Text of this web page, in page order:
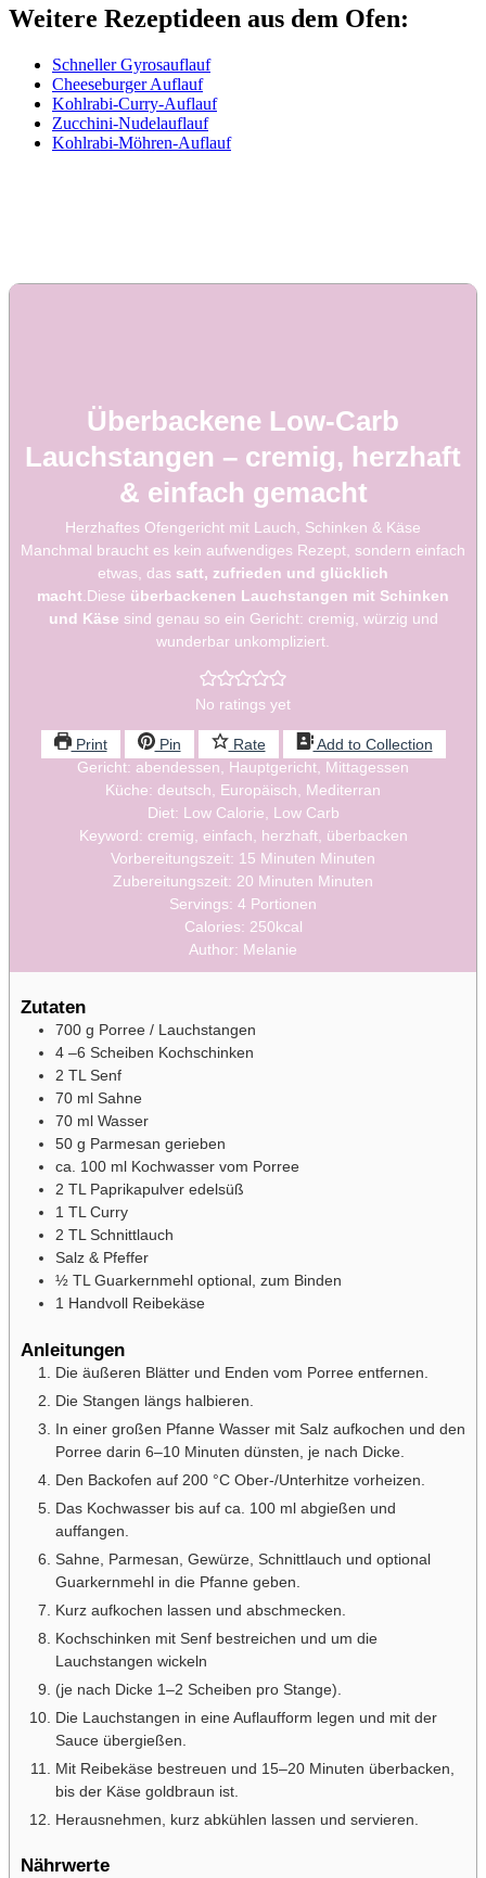
Weitere Rezeptideen aus dem Ofen:
Schneller Gyrosauflauf
Cheeseburger Auflauf
Kohlrabi-Curry-Auflauf
Zucchini-Nudelauflauf
Kohlrabi-Möhren-Auflauf
Überbackene Low-Carb
Lauchstangen – cremig, herzhaft
& einfach gemacht
Herzhaftes Ofengericht mit Lauch, Schinken & Käse
Manchmal braucht es kein aufwendiges Rezept, sondern einfach
etwas, das satt, zufrieden und glücklich
macht .Diese überbackenen Lauchstangen mit Schinken
und Käse sind genau so ein Gericht: cremig, würzig und
wunderbar unkompliziert.
No ratings yet
Print Pin Rate
Add to Collection
Gericht: abendessen, Hauptgericht, Mittagessen
Küche: deutsch, Europäisch, Mediterran
Diet: Low Calorie, Low Carb
Keyword: cremig, einfach, herzhaft, überbacken
Vorbereitungszeit: 15 Minuten Minuten
Zubereitungszeit: 20 Minuten Minuten
Servings: 4 Portionen
Calories: 250kcal
Author: Melanie
Zutaten
700 g Porree / Lauchstangen
4 –6 Scheiben Kochschinken
2 TL Senf
70 ml Sahne
70 ml Wasser
50 g Parmesan gerieben
ca. 100 ml Kochwasser vom Porree
2 TL Paprikapulver edelsüß
1 TL Curry
2 TL Schnittlauch
Salz & Pfeffer
½ TL Guarkernmehl optional, zum Binden
1 Handvoll Reibekäse
Anleitungen
Die äußeren Blätter und Enden vom Porree entfernen.
Die Stangen längs halbieren.
In einer großen Pfanne Wasser mit Salz aufkochen und den
Porree darin 6–10 Minuten dünsten, je nach Dicke.
Den Backofen auf 200 °C Ober-/Unterhitze vorheizen.
Das Kochwasser bis auf ca. 100 ml abgießen und
auffangen.
Sahne, Parmesan, Gewürze, Schnittlauch und optional
Guarkernmehl in die Pfanne geben.
Kurz aufkochen lassen und abschmecken.
Kochschinken mit Senf bestreichen und um die
Lauchstangen wickeln
(je nach Dicke 1–2 Scheiben pro Stange).
Die Lauchstangen in eine Auflaufform legen und mit der
Sauce übergießen.
Mit Reibekäse bestreuen und 15–20 Minuten überbacken,
bis der Käse goldbraun ist.
Herausnehmen, kurz abkühlen lassen und servieren.
Nährwerte